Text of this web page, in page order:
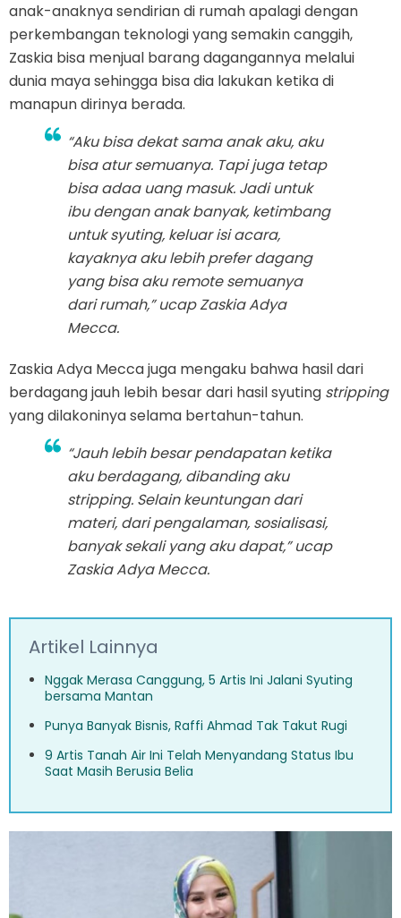
anak-anaknya sendirian di rumah apalagi dengan
perkembangan teknologi yang semakin canggih,
Zaskia bisa menjual barang dagangannya melalui
dunia maya sehingga bisa dia lakukan ketika di
manapun dirinya berada.
“Aku bisa dekat sama anak aku, aku
bisa atur semuanya. Tapi juga tetap
bisa adaa uang masuk. Jadi untuk
ibu dengan anak banyak, ketimbang
untuk syuting, keluar isi acara,
kayaknya aku lebihpreferdagang
yang bisa akuremotesemuanya
dari rumah,” ucap Zaskia Adya
Mecca.
Zaskia Adya Mecca juga mengaku bahwa hasil dari
berdagang jauh lebih besar dari hasil syuting stripping
yang dilakoninya selama bertahun-tahun.
“Jauh lebih besar pendapatan ketika
aku berdagang, dibanding aku
stripping. Selain keuntungan dari
materi, dari pengalaman, sosialisasi,
banyak sekali yang aku dapat,” ucap
Zaskia Adya Mecca.
Artikel Lainnya
Nggak Merasa Canggung, 5 Artis Ini Jalani Syuting
bersama Mantan
Punya Banyak Bisnis, Raffi Ahmad Tak Takut Rugi
9 Artis Tanah Air Ini Telah Menyandang Status Ibu
Saat Masih Berusia Belia